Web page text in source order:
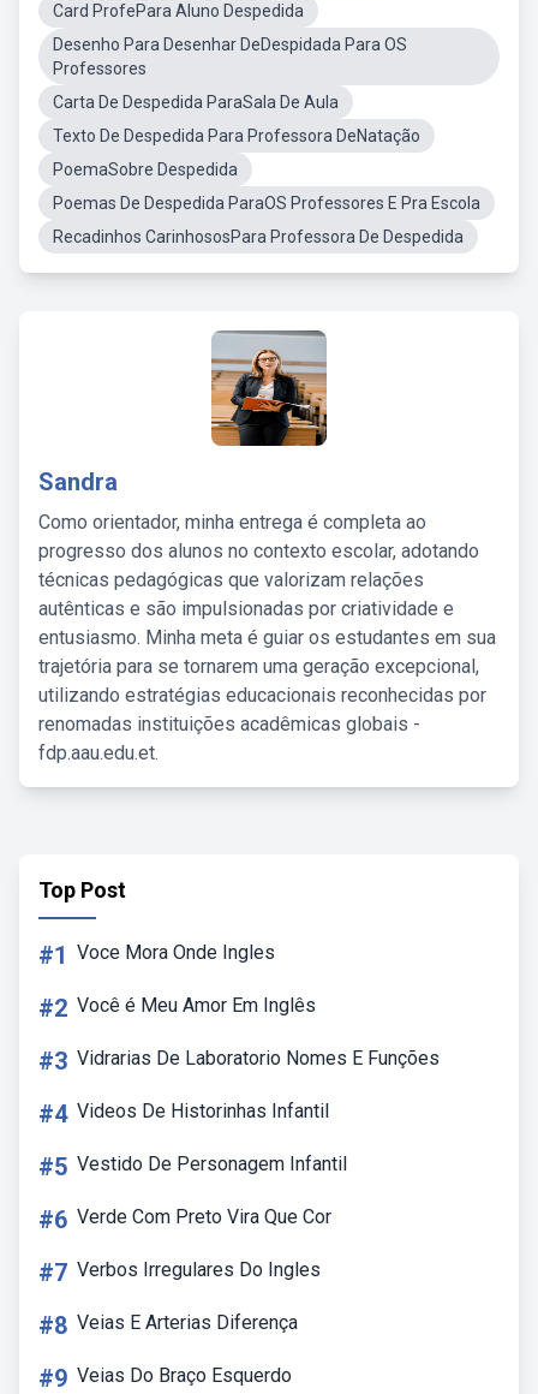
Card ProfePara Aluno Despedida
Desenho Para Desenhar DeDespidada Para OS
Professores
Carta De Despedida ParaSala De Aula
Texto De Despedida Para Professora DeNatação
PoemaSobre Despedida
Poemas De Despedida ParaOS Professores E Pra Escola
Recadinhos CarinhososPara Professora De Despedida
Sandra
Como orientador, minha entrega é completa ao
progresso dos alunos no contexto escolar, adotando
técnicas pedagógicas que valorizam relações
autênticas e são impulsionadas por criatividade e
entusiasmo. Minha meta é guiar os estudantes em sua
trajetória para se tornarem uma geração excepcional,
utilizando estratégias educacionais reconhecidas por
renomadas instituições acadêmicas globais -
fdp.aau.edu.et.
Top Post
#1 Voce Mora Onde Ingles
#2 Você é Meu Amor Em Inglês
#3 Vidrarias De Laboratorio Nomes E Funções
#4 Videos De Historinhas Infantil
#5 Vestido De Personagem Infantil
#6 Verde Com Preto Vira Que Cor
#7 Verbos Irregulares Do Ingles
#8 Veias E Arterias Diferença
#9 Veias Do Braço Esquerdo